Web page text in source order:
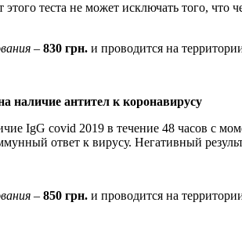
этого теста не может исключать того, что
– 830 грн. и проводится на
наличие антител к коронавирусу
IgG covid 2019 в течение 48 часов с
ответ к вирусу. Негативный
– 850 грн. и проводится на